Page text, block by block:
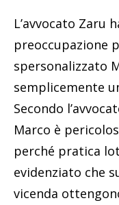
L’avvocato Zaru
preoccupazione
spersonalizzato
semplicemente
Secondo
Marco è
perché pratica
evidenziato che
vicenda